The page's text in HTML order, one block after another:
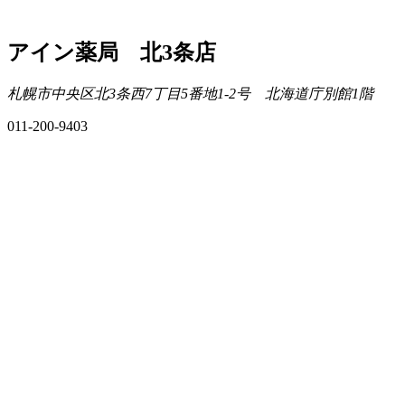
アイン薬局 北3条店
札幌市中央区北3条西7丁目5番地1-2号 北海道庁別館1階
011-200-9403